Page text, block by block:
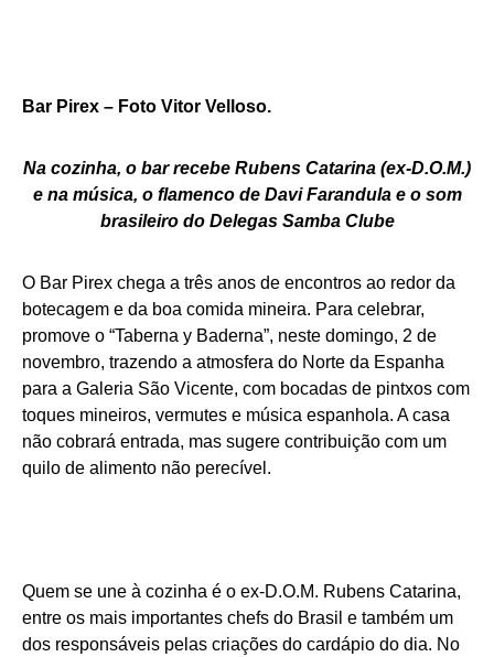
Bar Pirex – Foto Vitor Velloso.
Na cozinha, o bar recebe Rubens Catarina (ex-D.O.M.)
e na música, o flamenco de Davi Farandula e o som
brasileiro do Delegas Samba Clube
O Bar Pirex chega a três anos de encontros ao redor da
botecagem e da boa comida mineira. Para celebrar,
promove o “Taberna y Baderna”, neste domingo, 2 de
novembro, trazendo a atmosfera do Norte da Espanha
para a Galeria São Vicente, com bocadas de pintxos com
toques mineiros, vermutes e música espanhola. A casa
não cobrará entrada, mas sugere contribuição com um
quilo de alimento não perecível.
Quem se une à cozinha é o ex-D.O.M. Rubens Catarina,
entre os mais importantes chefs do Brasil e também um
dos responsáveis pelas criações do cardápio do dia. No